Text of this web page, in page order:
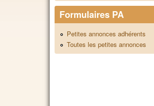
Formulaires PA
Petites annonces adhérents
Toutes les petites annonces